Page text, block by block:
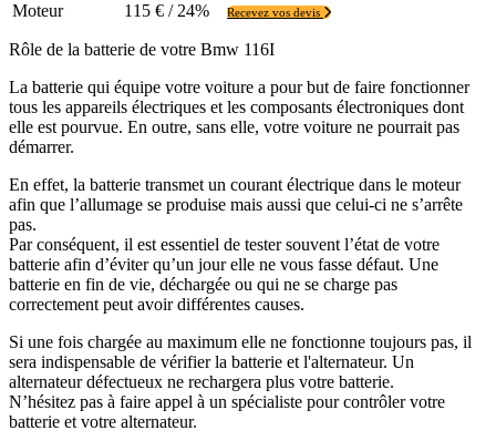
Moteur 115 € / 24% Recevez vos devis
Rôle de la batterie de votre Bmw 116I
La batterie qui équipe votre voiture a pour but de faire fonctionner
tous les appareils électriques et les composants électroniques dont
elle est pourvue. En outre, sans elle, votre voiture ne pourrait pas
démarrer.
En effet, la batterie transmet un courant électrique dans le moteur
afin que l’allumage se produise mais aussi que celui-ci ne s’arrête
pas.
Par conséquent, il est essentiel de tester souvent l’état de votre
batterie afin d’éviter qu’un jour elle ne vous fasse défaut. Une
batterie en fin de vie, déchargée ou qui ne se charge pas
correctement peut avoir différentes causes.
Si une fois chargée au maximum elle ne fonctionne toujours pas, il
sera indispensable de vérifier la batterie et l'alternateur. Un
alternateur défectueux ne rechargera plus votre batterie.
N’hésitez pas à faire appel à un spécialiste pour contrôler votre
batterie et votre alternateur.